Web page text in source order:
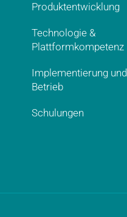
Produktentwicklung
Technologie &
Plattformkompetenz
Implementierung und
Betrieb
Schulungen